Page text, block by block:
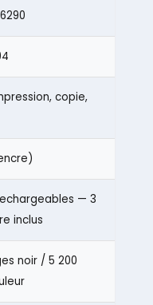
copie,
— 3
inclus
noir / 5 200